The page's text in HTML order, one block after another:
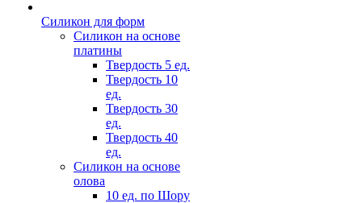
Силикон для форм
Силикон на основе
платины
Твердость 5 ед.
Твердость 10
ед.
Твердость 30
ед.
Твердость 40
ед.
Силикон на основе
олова
10 ед. по Шору